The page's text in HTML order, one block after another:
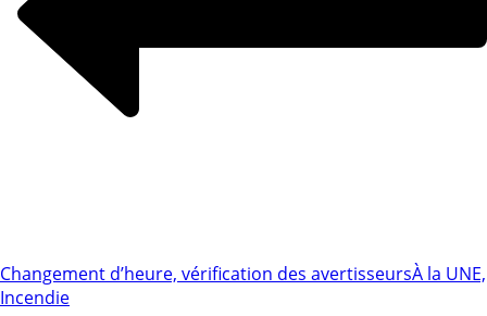
Changement d’heure, vérification des avertisseursÀ la UNE,
Incendie